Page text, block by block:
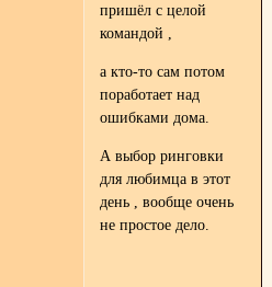
пришёл с целой
командой ,
а кто-то сам потом
поработает над
ошибками дома.
А выбор ринговки
для любимца в этот
день , вообще очень
не простое дело.